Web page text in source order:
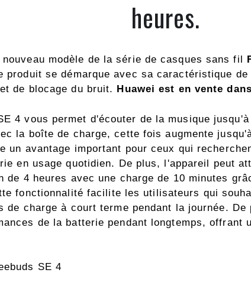
heures.
nouveau modèle de la série de casques sans fil
produit se démarque avec sa caractéristique
de blocage du bruit. Huawei est en vente
4 vous permet d'écouter de la musique
la boîte de charge, cette fois augmente
un avantage important pour ceux qui
en usage quotidien. De plus, l'appareil peut
de 4 heures avec une charge de 10 minutes
fonctionnalité facilite les utilisateurs qui
de charge à court terme pendant la journée. De
de la batterie pendant longtemps, offrant
SE 4